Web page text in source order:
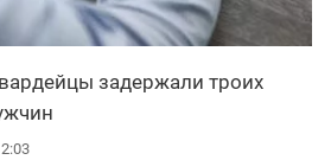
задержали троих